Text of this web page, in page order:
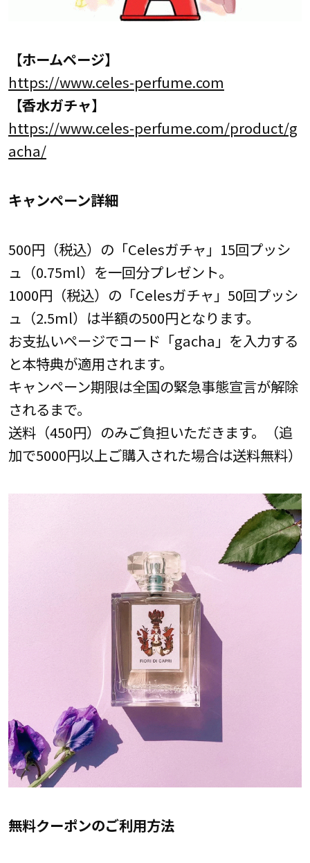
【ホームページ】
https://www.celes-perfume.com
【香水ガチャ】
https://www.celes-perfume.com/product/g
acha/
キャンペーン詳細
500円（税込）の「Celesガチャ」15回プッシ
ュ（0.75ml）を一回分プレゼント。
1000円（税込）の「Celesガチャ」50回プッシ
ュ（2.5ml）は半額の500円となります。
お支払いページでコード「gacha」を入力する
と本特典が適用されます。
キャンペーン期限は全国の緊急事態宣言が解除
されるまで。
送料（450円）のみご負担いただきます。（追
加で5000円以上ご購入された場合は送料無料）
無料クーポンのご利用方法